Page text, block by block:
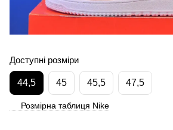
Доступні розміри
44,5 45 45,5 47,5
Розмірна таблиця Nike